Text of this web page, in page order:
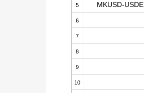
5 MKUSD-USDE
6
7
8
9
10